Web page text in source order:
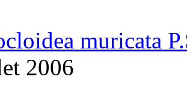
muricata
2006